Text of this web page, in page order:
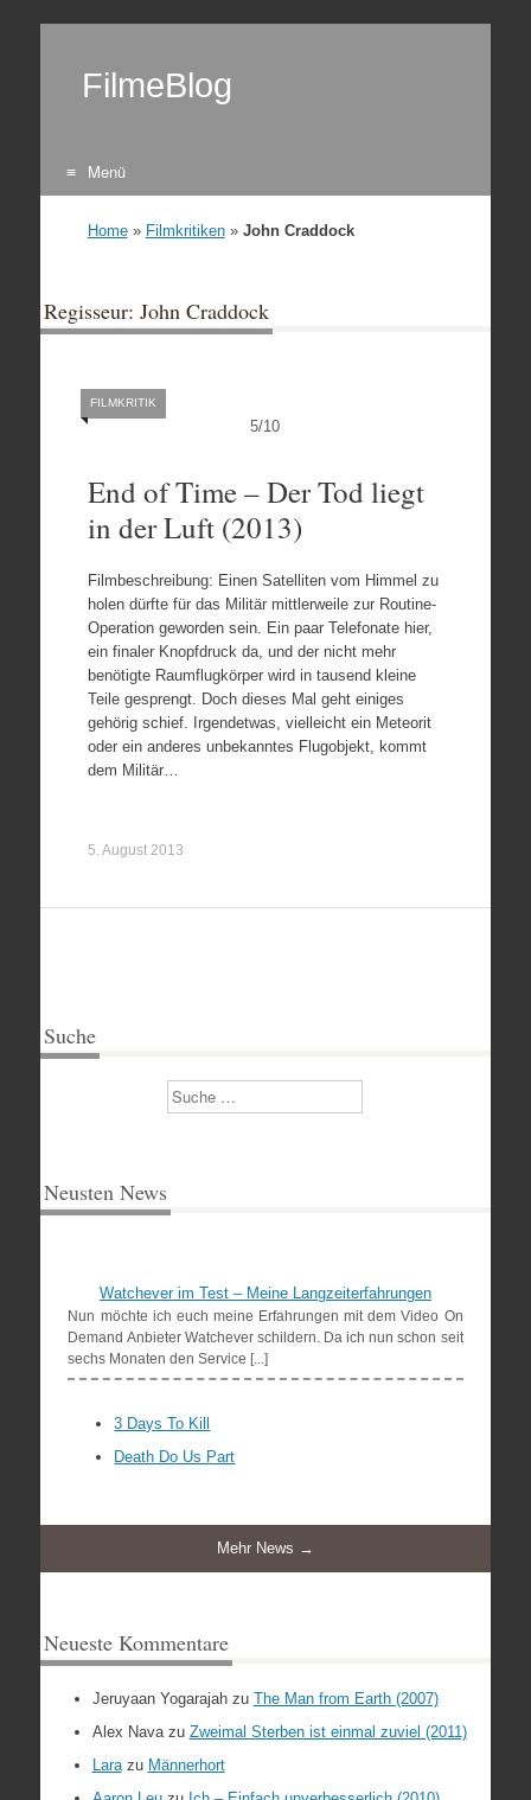
FilmeBlog
Menü
Home» Filmkritiken» John Craddock
Regisseur: John Craddock
5/10
FILMKRITIK
End of Time – Der Tod liegt
in der Luft (2013)
Filmbeschreibung: Einen Satelliten vom Himmel zu
holen dürfte für das Militär mittlerweile zur Routine-
Operation geworden sein. Ein paar Telefonate hier,
ein finaler Knopfdruck da, und der nicht mehr
benötigte Raumflugkörper wird in tausend kleine
Teile gesprengt. Doch dieses Mal geht einiges
gehörig schief. Irgendetwas, vielleicht ein Meteorit
oder ein anderes unbekanntes Flugobjekt, kommt
dem Militär…
5. August 2013
Suche
Suchen
Neusten News
Watchever im Test – Meine Langzeiterfahrungen
Nun möchte ich euch meine Erfahrungen mit dem Video On
Demand Anbieter Watchever schildern. Da ich nun schon seit
sechs Monaten den Service [...]
3 Days To Kill
Death Do Us Part
Mehr News →
Neueste Kommentare
Jeruyaan Yogarajahzu The Man from Earth (2007)
Alex Navazu Zweimal Sterben ist einmal zuviel (2011)
Larazu Männerhort